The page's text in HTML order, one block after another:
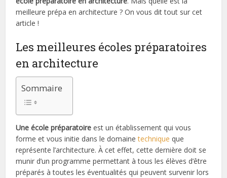
meilleure prépa en architecture ? On vous dit tout sur cet
article !
Les meilleures écoles préparatoires
en architecture
Sommaire
Une école préparatoire est un établissement qui vous
forme et vous initie dans le domainetechnique que
représente l’architecture. À cet effet, cette dernière doit se
munir d’un programme permettant à tous les élèves d’être
préparés à toutes les éventualités qui peuvent survenir lors